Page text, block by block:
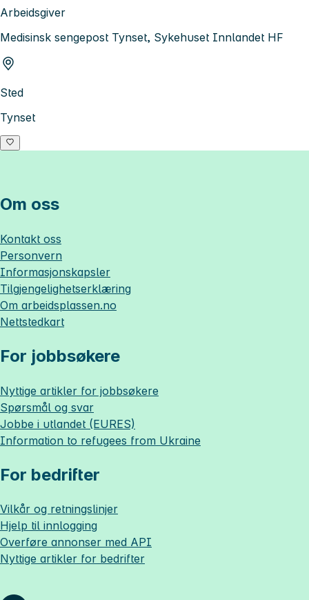
Arbeidsgiver
Medisinsk sengepost Tynset, Sykehuset Innlandet HF
Sted
Tynset
Om oss
Kontakt oss
Personvern
Informasjonskapsler
Tilgjengelighetserklæring
Om arbeidsplassen.no
Nettstedkart
For jobbsøkere
Nyttige artikler for jobbsøkere
Spørsmål og svar
Jobbe i utlandet (EURES)
Information to refugees from Ukraine
For bedrifter
Vilkår og retningslinjer
Hjelp til innlogging
Overføre annonser med API
Nyttige artikler for bedrifter